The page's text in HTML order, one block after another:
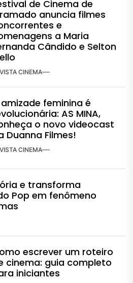
de Cinema de
anuncia filmes
e
a Maria
Cândido e Selton
CINEMA
feminina é
AS MINA,
o novo videocast
Duanna Filmes!
CINEMA
e transforma
Pop em fenômeno
escrever um roteiro
cinema: guia completo
iniciantes